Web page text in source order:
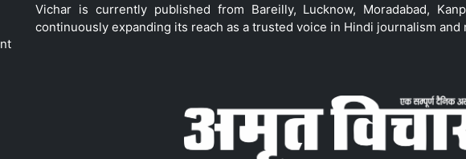
Vichar is currently published from Bareilly, Lucknow, Moradabad,
continuously expanding its reach as a trusted voice in Hindi journalism and